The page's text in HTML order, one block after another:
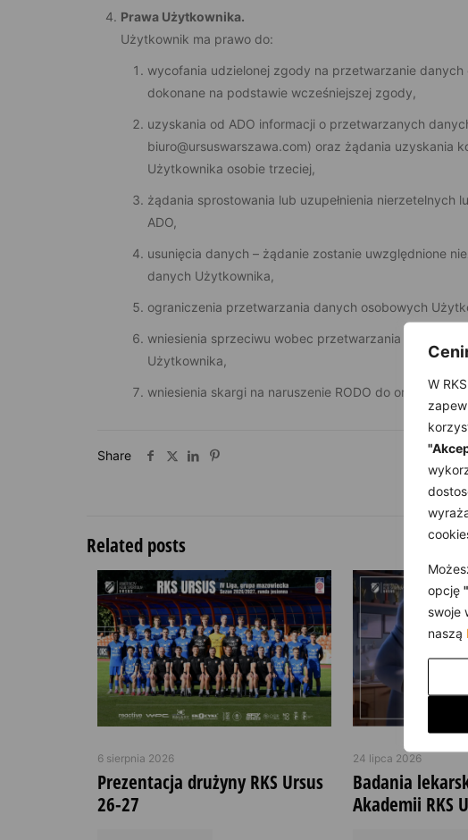
W
opcję
swoje
naszą
Prawa Użytkownika.
Użytkownik ma prawo do:
wycofania udzielonej zgody na przetwarzanie
dokonane na podstawie wcześniejszej zgody,
uzyskania od ADO informacji o przetwarzanych
biuro@ursuswarszawa.com) oraz żądania uzyskania
Użytkownika osobie trzeciej,
żądania sprostowania lub uzupełnienia
ADO,
usunięcia danych – żądanie zostanie uwzględnione
danych Użytkownika,
ograniczenia przetwarzania danych osobowych
wniesienia sprzeciwu wobec przetwarzania danych
Użytkownika,
wniesienia skargi na naruszenie RODO do organu
Share
Related posts
6 sierpnia 2026
Prezentacja drużyny RKS Ursus
26-27
24 lipca 2026
Badania
Akademii RKS